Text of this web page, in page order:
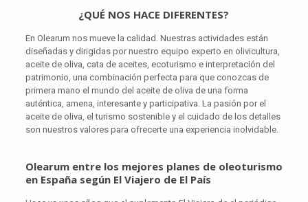
¿QUÉ NOS HACE DIFERENTES?
En Olearum nos mueve la calidad. Nuestras actividades están
diseñadas y dirigidas por nuestro equipo experto en olivicultura,
aceite de oliva, cata de aceites, ecoturismo e interpretación del
patrimonio, una combinación perfecta para que conozcas de
primera mano el mundo del aceite de oliva de una forma
auténtica, amena, interesante y participativa. La pasión por el
aceite de oliva, el turismo sostenible y el cuidado de los detalles
son nuestros valores para ofrecerte una experiencia inolvidable.
Olearum entre los mejores planes de oleoturismo
en España según El Viajero de El País